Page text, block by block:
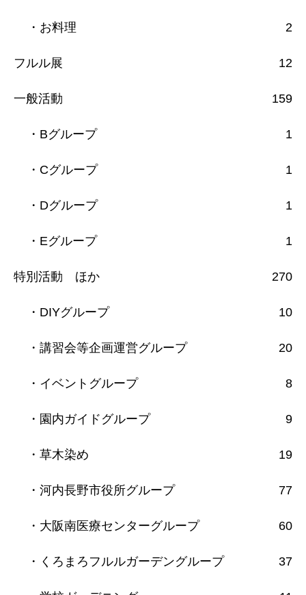
・お料理 2
フルル展 12
一般活動 159
・Bグループ 1
・Cグループ 1
・Dグループ 1
・Eグループ 1
特別活動 ほか 270
・DIYグループ 10
・講習会等企画運営グループ 20
・イベントグループ 8
・園内ガイドグループ 9
・草木染め 19
・河内長野市役所グループ 77
・大阪南医療センターグループ 60
・くろまろフルルガーデングループ 37